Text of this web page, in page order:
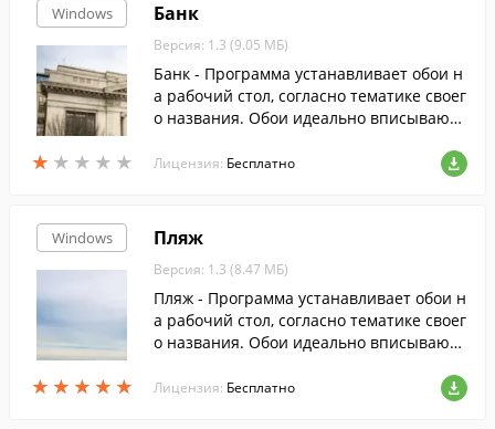
Windows
★ ★ ★ ★ ★
★ ★ ★ ★ ★
Банк
Версия: 1.3 (9.05 МБ)
Банк - Программа устанавливает обои н
а рабочий стол, согласно тематике своег
о названия. Обои идеально вписываютс
Лицензия: Бесплатно
Windows
★ ★ ★ ★ ★
★ ★ ★ ★ ★
Пляж
Версия: 1.3 (8.47 МБ)
Пляж - Программа устанавливает обои н
а рабочий стол, согласно тематике своег
о названия. Обои идеально вписываютс
Лицензия: Бесплатно